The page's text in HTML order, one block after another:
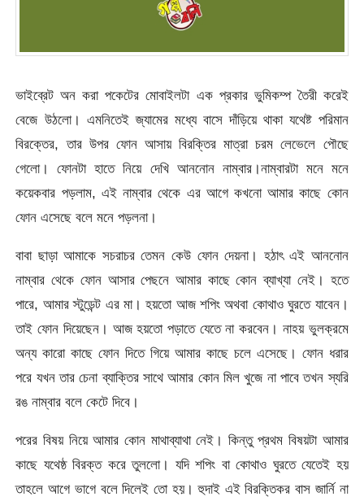
ভাইব্রেট অন করা পকেটের মোবাইলটা এক প্রকার ভুমিকম্প তৈরী করেই
বেজে উঠলো। এমনিতেই জ্যামের মধ্যে বাসে দাঁড়িয়ে থাকা যথেষ্ট পরিমান
বিরক্তের, তার উপর ফোন আসায় বিরক্তির মাত্রা চরম লেভেলে পৌছে
গেলো। ফোনটা হাতে নিয়ে দেখি আননোন নাম্বার।নাম্বারটা মনে মনে
কয়েকবার পড়লাম, এই নাম্বার থেকে এর আগে কখনো আমার কাছে কোন
ফোন এসেছে বলে মনে পড়লনা।
বাবা ছাড়া আমাকে সচরাচর তেমন কেউ ফোন দেয়না। হঠাৎ এই আননোন
নাম্বার থেকে ফোন আসার পেছনে আমার কাছে কোন ব্যাখ্যা নেই। হতে
পারে, আমার স্টুডেন্ট এর মা। হয়তো আজ শপিং অথবা কোথাও ঘুরতে যাবেন।
তাই ফোন দিয়েছেন। আজ হয়তো পড়াতে যেতে না করবেন। নাহয় ভুলক্রমে
অন্য কারো কাছে ফোন দিতে গিয়ে আমার কাছে চলে এসেছে। ফোন ধরার
পরে যখন তার চেনা ব্যাক্তির সাথে আমার কোন মিল খুজে না পাবে তখন স্যরি
রঙ নাম্বার বলে কেটে দিবে।
পরের বিষয় নিয়ে আমার কোন মাথাব্যাথা নেই। কিন্তু প্রথম বিষয়টা আমার
কাছে যথেষ্ঠ বিরক্ত করে তুললো। যদি শপিং বা কোথাও ঘুরতে যেতেই হয়
তাহলে আগে ভাগে বলে দিলেই তো হয়। হুদাই এই বিরক্তিকর বাস জার্নি না